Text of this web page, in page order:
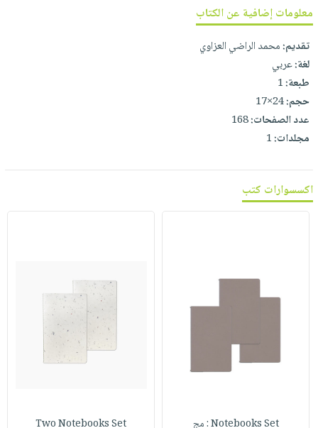
أدوات
المطبخ
اكسسوارات
كتب
اكسسوارات
منزلية
اكسسوارات
ملابس
مطرزات
حلي
عناية
كل
الاشتراكات
صندوق
القراءة
iKitab
بلا
متقدم
نيل
وفرات
عن
الشركة
سياسة
حسابك
لائحة
معلومات إضافية عن الكتاب
تقديم:محمد الراضي العزاوي
لغة:عربي
طبعة:1
حجم:24×17
عدد الصفحات:168
مجلدات:1
اكسسوارات كتب
Notebooks Set : مج Two Notebooks Set